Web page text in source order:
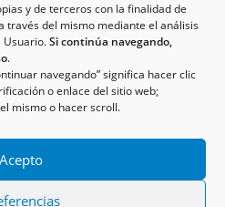
y de terceros con la finalidad de
través del mismo mediante el análisis
Usuario.Si continúa navegando,
.
navegando” significa hacer clic
o enlace del sitio web;
mismo o hacer scroll.
Acepto